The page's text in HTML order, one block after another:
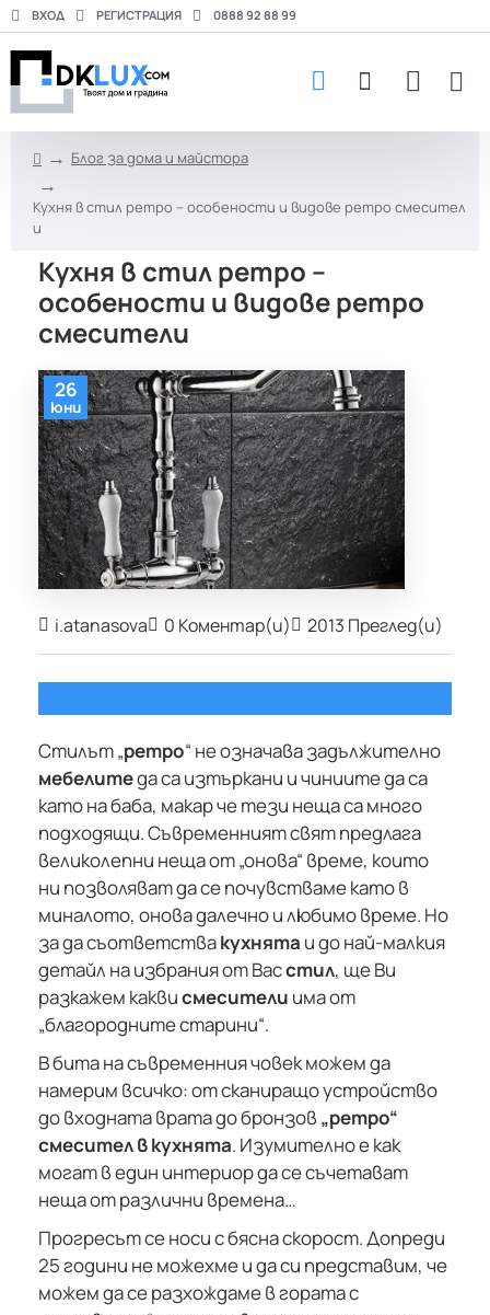
ВХОД РЕГИСТРАЦИЯ 0888 92 88 99
m
e
Блог за дома и майстора
Кухня в стил ретро – особености и видове ретро смесител
и
Кухня в стил ретро –
особености и видове ретро
смесители
26
юни
i.atanasova 0 Коментар(и) 2013 Преглед(и)
Стилът „ретро“ не означава задължително
мебелитеда са изтъркани и чиниите да са
като на баба, макар че тези неща са много
подходящи. Съвременният свят предлага
великолепни неща от „онова“ време, които
ни позволяват да се почувстваме като в
миналото, онова далечно и любимо време. Но
за да съответствакухнята и до най-малкия
детайл на избрания от Васстил, ще Ви
разкажем каквисмесители има от
„благородните старини“.
В бита на съвременния човек можем да
намерим всичко: от сканиращо устройство
до входната врата до бронзов„ретро“
смесител в кухнята. Изумително е как
могат в един интериор да се съчетават
неща от различни времена…
Прогресът се носи с бясна скорост. Допреди
25 години не можехме и да си представим, че
можем да се разхождаме в гората с